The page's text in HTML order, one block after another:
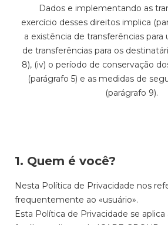
Dados e implementando as
exercício desses direitos implica
a existência de transferências
de transferências para os
8), (iv) o período de conservação
(parágrafo 5) e as medidas de
(parágrafo 9).
1. Quem é você?
Nesta Política de Privacidade nos
frequentemente ao «usuário».
Esta Política de Privacidade se